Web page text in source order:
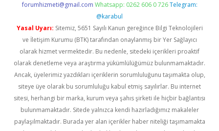
forumhizmeti@gmail.com Whatsapp: 0262 606 0 726 Telegram:
@karabul
Yasal Uyarı: Sitemiz, 5651 Sayılı Kanun gereğince Bilgi Teknolojileri
ve İletişim Kurumu (BTK) tarafından onaylanmış bir Yer Sağlayıcı
olarak hizmet vermektedir. Bu nedenle, sitedeki içerikleri proaktif
olarak denetleme veya araştırma yükümlülüğümüz bulunmamaktadır.
Ancak, üyelerimiz yazdıkları içeriklerin sorumluluğunu taşımakta olup,
siteye üye olarak bu sorumluluğu kabul etmiş sayılırlar. Bu internet
sitesi, herhangi bir marka, kurum veya şahıs şirketi ile hiçbir bağlantısı
bulunmamaktadır. Sitede yalnızca kendi hazırladığımız makaleler
paylaşılmaktadır. Burada yer alan içerikler haber niteliği taşımamakta